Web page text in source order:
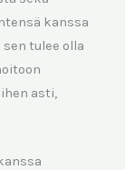
kanssa
tulee olla
asti,